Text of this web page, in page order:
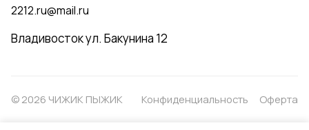
2212.ru@mail.ru
Владивосток ул. Бакунина 12
© 2026 ЧИЖИК ПЫЖИК Конфиденциальность Оферта